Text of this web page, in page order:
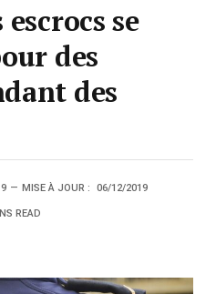
se
des
des
MISE À JOUR : 06/12/2019
READ